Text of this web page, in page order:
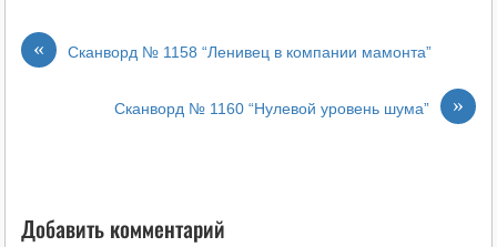
« Сканворд № 1158 “Ленивец в компании мамонта”
»
Сканворд № 1160 “Нулевой уровень шума”
Добавить комментарий